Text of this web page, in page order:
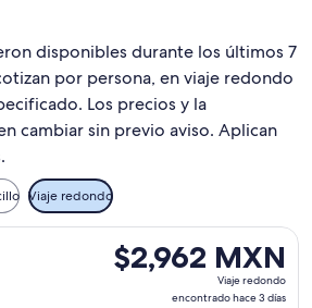
disponibles durante los últimos 7
por persona, en viaje redondo
Los precios y la
cambiar sin previo aviso. Aplican
Viaje redondo
$2,962 MXN
Viaje
redondo,
$2,962 MXN
Viaje redondo
encontrado hace 3 días
con salida el dom, 23 ago.